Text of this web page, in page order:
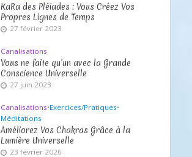
KaRa des Pléiades : Vous Créez Vos
Propres Lignes de Temps
27 février 2023
Canalisations
Vous ne faite qu’un avec la Grande
Conscience Universelle
27 juin 2023
Canalisations•Exercices/Pratiques•
Méditations
Améliorez Vos Chakras Grâce à la
Lumière Universelle
23 février 2026